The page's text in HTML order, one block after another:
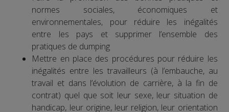
normes sociales, économiques et
environnementales, pour réduire les inégalités
entre les pays et supprimer l’ensemble des
pratiques de dumping
Mettre en place des procédures pour réduire les
inégalités entre les travailleurs (à l’embauche, au
travail et dans l’évolution de carrière, à la fin de
contrat) quel que soit leur sexe, leur situation de
handicap, leur origine, leur religion, leur orientation